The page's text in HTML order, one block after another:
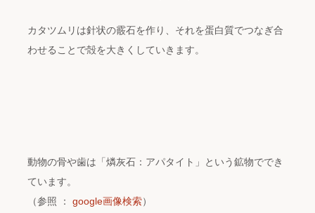
カタツムリは針状の霰石を作り、それを蛋白質でつなぎ合
わせることで殻を大きくしていきます。
動物の骨や歯は「燐灰石：アパタイト」という鉱物ででき
ています。
（参照 ：google画像検索）